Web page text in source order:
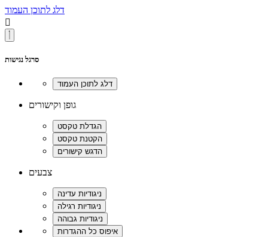
דלג לתוכן העמוד

סרגל נגישות
גופן וקישורים
צבעים